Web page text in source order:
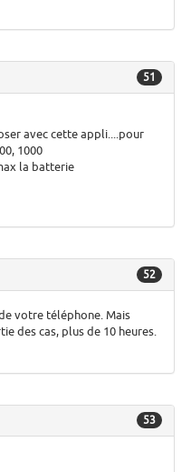
51
avec cette appli....pour
1000
la batterie
52
votre téléphone. Mais
des cas, plus de 10 heures.
53